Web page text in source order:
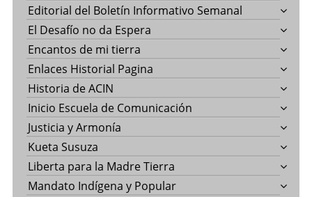
Editorial del Boletín Informativo Semanal
El Desafío no da Espera
Encantos de mi tierra
Enlaces Historial Pagina
Historia de ACIN
Inicio Escuela de Comunicación
Justicia y Armonía
Kueta Susuza
Liberta para la Madre Tierra
Mandato Indígena y Popular